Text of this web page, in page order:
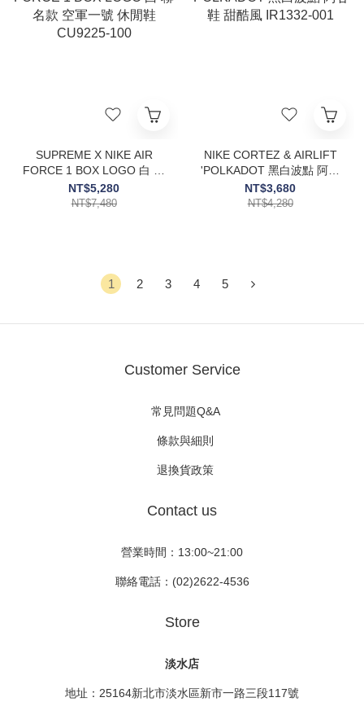
SUPREME X NIKE AIR
FORCE 1 BOX LOGO 白 聯
名款 空軍一號 休閒鞋
CU9225-100
NT$5,280
NT$7,480
NIKE CORTEZ & AIRLIFT
'POLKADOT 黑白波點 阿甘
鞋 甜酷風 IR1332-001
NT$3,680
NT$4,280
1 2 3 4 5
Customer Service
常見問題Q&A
條款與細則
退換貨政策
Contact us
營業時間：13:00~21:00
聯絡電話：(02)2622-4536
Store
淡水店
地址：25164新北市淡水區新市一路三段117號